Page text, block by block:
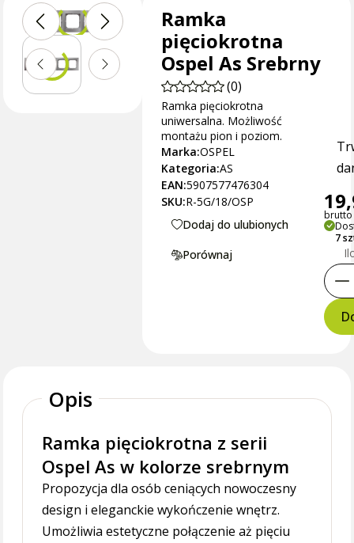
Ramka
pięciokrotna
Ospel As Srebrny
(0)
Ramka pięciokrotna
uniwersalna. Możliwość
montażu pion i poziom.
Marka:OSPEL
Kategoria:AS
EAN:5907577476304
SKU:R-5G/18/OSP
Dodaj do ulubionych
Porównaj
brutto
7
Opis
Ramka pięciokrotna z serii
Ospel As w kolorze srebrnym
Propozycja dla osób ceniących nowoczesny
design i eleganckie wykończenie wnętrz.
Umożliwia estetyczne połączenie aż pięciu